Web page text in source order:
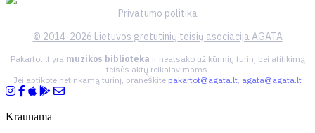
Privatumo politika
© 2014-2026 Lietuvos gretutinių teisių asociacija AGATA
Pakartot.lt yra muzikos biblioteka ir neatsako už kūrinių turinį bei atitikimą
teisės aktų reikalavimams.
Jei aptikote netinkamą turinį, praneškite pakartot@agata.lt, agata@agata.lt
Kraunama